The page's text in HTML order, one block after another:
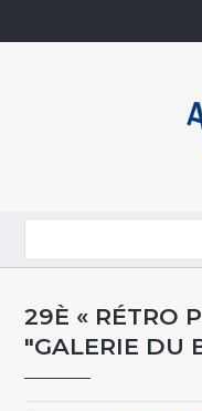
29È « RÉTRO
"GALERIE DU